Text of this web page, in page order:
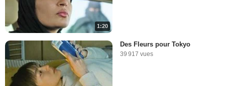
1:20
Des Fleurs pour Tokyo
39 917 vues